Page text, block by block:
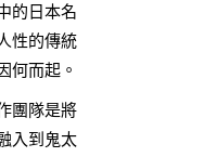
的日本名
性的傳統
何而起。
團隊是將
入到鬼太